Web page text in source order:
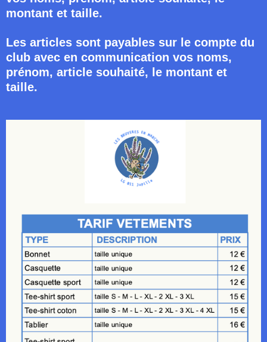
montant et taille.
Les articles sont payables sur le compte du
club avec en communication vos noms,
prénom, article souhaité, le montant et
taille.